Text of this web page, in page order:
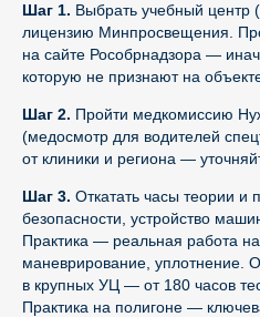
Шаг 1. Выбрать учебный центр
лицензию Минпросвещения.
на сайте Рособрнадзора —
которую не признают на
Шаг 2. Пройти медкомиссию
(медосмотр для водителей
от клиники и региона —
Шаг 3. Откатать часы теории и
безопасности, устройство
Практика — реальная работа на
маневрирование,
в крупных УЦ — от 180 часов
Практика на полигоне —